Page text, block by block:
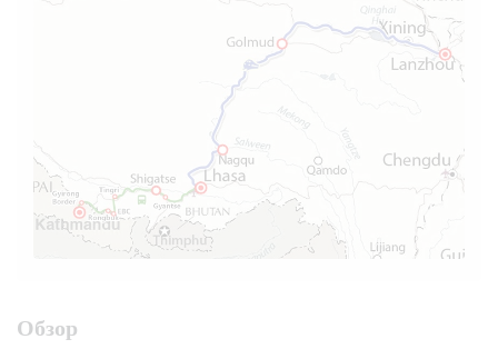
Обзор